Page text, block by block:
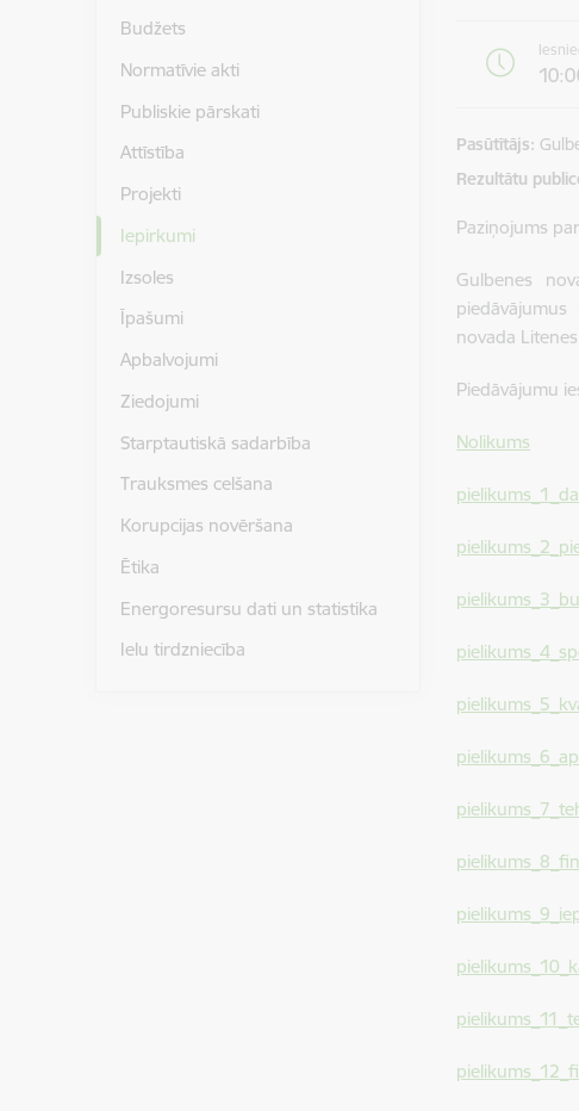
Budžets
Normatīvie akti
Publiskie pārskati
Attīstība
Projekti
Iepirkumi
Izsoles
Īpašumi
Apbalvojumi
Ziedojumi
Starptautiskā sadarbība
Trauksmes celšana
Korupcijas novēršana
Ētika
Energoresursu dati un statistika
Ielu tirdzniecība
Pasūtītājs
Rezultātu
Paziņojums
Gulbenes
novada
Piedāvājumu
Nolikums